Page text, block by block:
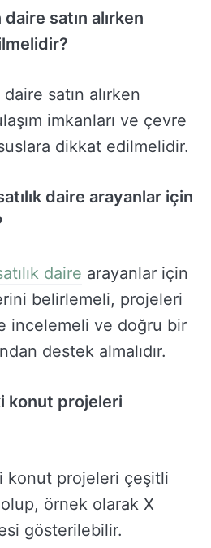
satın alırken
satın alırken
imkanları ve çevre
dikkat edilmelidir.
daire arayanlar için
daire arayanlar için
belirlemeli, projeleri
incelemeli ve doğru bir
destek almalıdır.
konut projeleri
konut projeleri çeşitli
örnek olarak X
gösterilebilir.